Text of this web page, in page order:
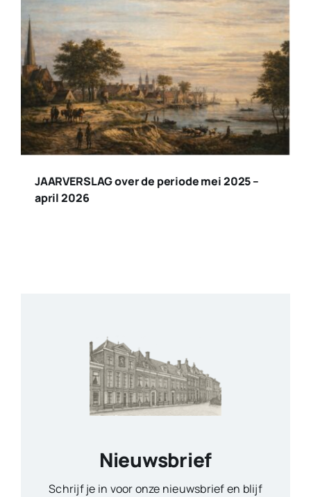
JAARVERSLAG over de periode mei 2025 –
april 2026
Nieuwsbrief
Schrijf je in voor onze nieuwsbrief en blijf